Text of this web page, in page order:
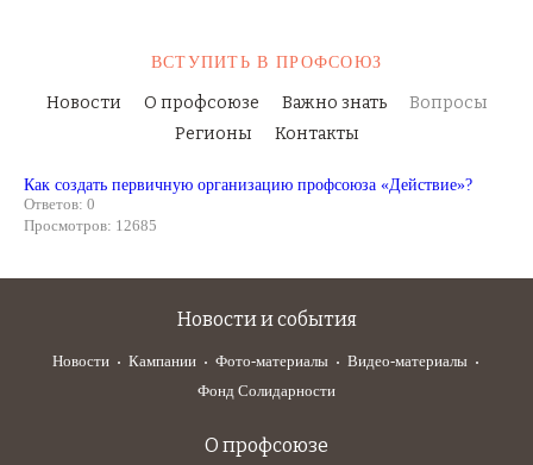
ВСТУПИТЬ В ПРОФСОЮЗ
Новости О профсоюзе Важно знать
Вопросы
Регионы
Контакты
Как создать первичную организацию профсоюза «Действие»?
Ответов: 0
Просмотров: 12685
Новости и события
Новости Кампании Фото-материалы
Видео-материалы
Фонд Солидарности
О профсоюзе